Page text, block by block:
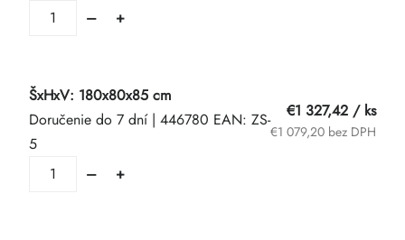
ŠxHxV: 180x80x85 cm
Doručenie do 7 dní | 446780 EAN: ZS-
5
€1 327,42 / ks
€1 079,20 bez DPH